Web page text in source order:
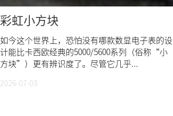
彩虹小方块
如今这个世界上，恐怕没有哪款数显电子表的设
计能比卡西欧经典的5000/5600系列（俗称“小
方块”）更有辨识度了。尽管它几乎...
2026-07-03